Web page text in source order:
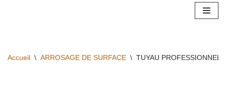
contenu
Accueil \ ARROSAGE DE SURFACE \ TUYAU PROFESSIONNEL